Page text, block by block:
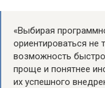
«Выбирая
ориентироваться не
возможность
проще и понятнее
их успешного